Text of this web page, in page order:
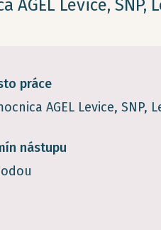
AGEL Levice, SNP,
práce
AGEL Levice, SNP,
nástupu